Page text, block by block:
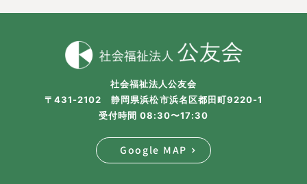
社会福祉法人公友会
〒431-2102 静岡県浜松市浜名区都田町9220-1
受付時間 08:30〜17:30
Google MAP